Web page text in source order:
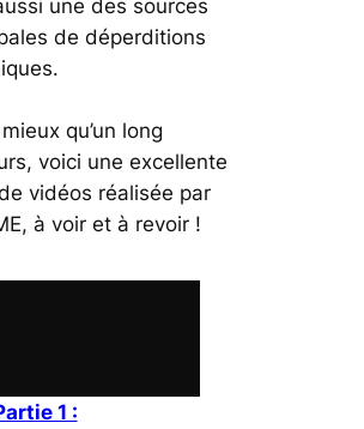
une des sources
de déperditions
qu’un long
voici une excellente
vidéos réalisée par
à voir et à revoir !
1 :